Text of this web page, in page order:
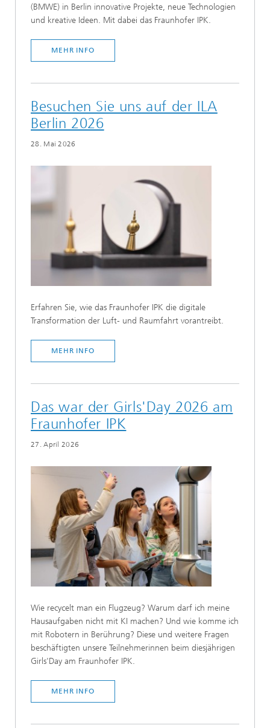
(BMWE) in Berlin innovative Projekte, neue Technologien
und kreative Ideen. Mit dabei das Fraunhofer IPK.
MEHR INFO
Besuchen Sie uns auf der ILA
Berlin 2026
28. Mai 2026
Erfahren Sie, wie das Fraunhofer IPK die digitale
Transformation der Luft- und Raumfahrt vorantreibt.
MEHR INFO
Das war der Girls'Day 2026 am
Fraunhofer IPK
27. April 2026
Wie recycelt man ein Flugzeug? Warum darf ich meine
Hausaufgaben nicht mit KI machen? Und wie komme ich
mit Robotern in Berührung? Diese und weitere Fragen
beschäftigten unsere Teilnehmerinnen beim diesjährigen
Girls'Day am Fraunhofer IPK.
MEHR INFO